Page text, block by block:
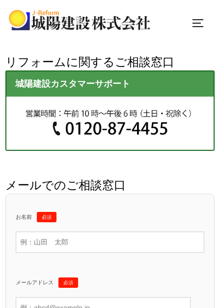
ン
ン
キ
リフォームに関するご相談窓口
城陽建設カスタマーサポート
メールでのご相談窓口
お名前 必須
メールアドレス 必須